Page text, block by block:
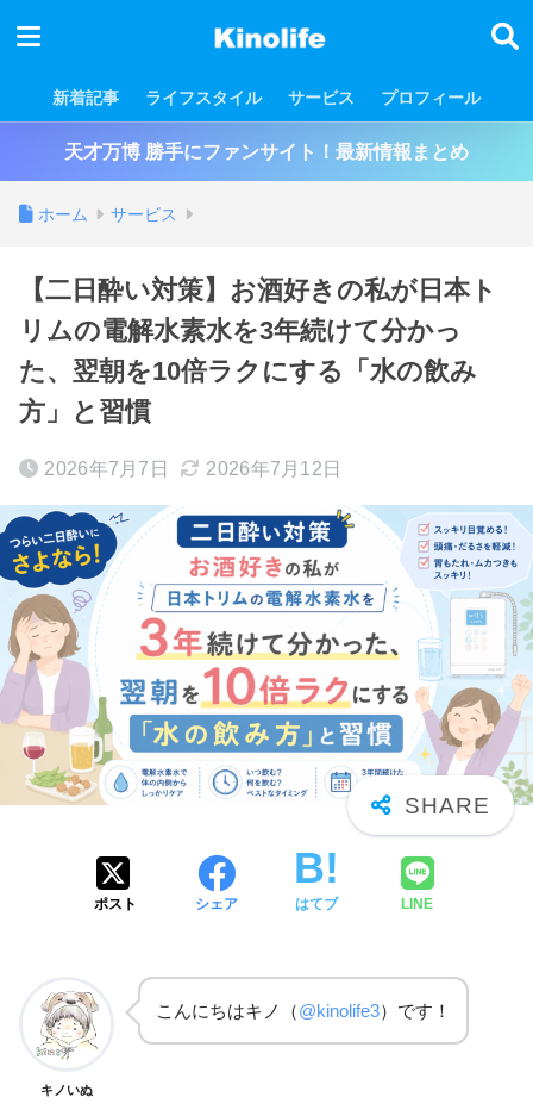
新着記事 ライフスタイル サービス プロフィール
天才万博 勝手にファンサイト！最新情報まとめ
ホーム サービス
【二日酔い対策】お酒好きの私が日本ト
リムの電解水素水を3年続けて分かっ
た、翌朝を10倍ラクにする「水の飲み
方」と習慣
2026年7月7日 2026年7月12日
ポスト シェア はてブ LINE
キノいぬ
こんにちはキノ（@kinolife3）です！